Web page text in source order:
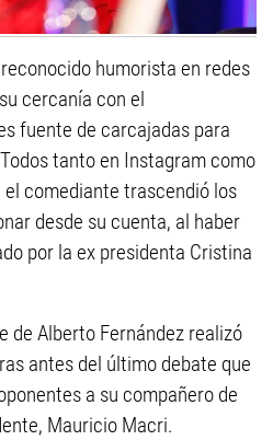
humorista en redes
cercanía con el
fuente de carcajadas para
tanto en Instagram como
comediante trascendió los
desde su cuenta, al haber
por la ex presidenta Cristina
de Alberto Fernández realizó
antes del último debate que
a su compañero de
Mauricio Macri.